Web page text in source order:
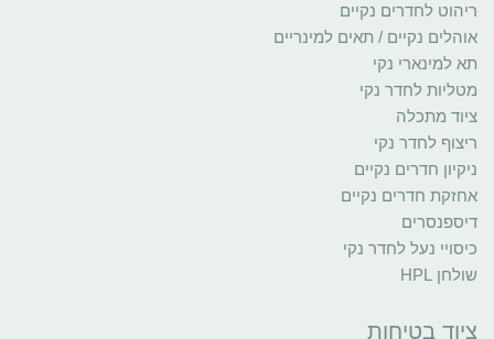
ריהוט לחדרים נקיים
אוהלים נקיים / תאים למינריים
תא למינארי נקי
מטליות לחדר נקי
ציוד מתכלה
ריצוף לחדר נקי
ניקיון חדרים נקיים
אחזקת חדרים נקיים
דיספנסרים
כיסויי נעל לחדר נקי
שולחן HPL
ציוד בטיחות